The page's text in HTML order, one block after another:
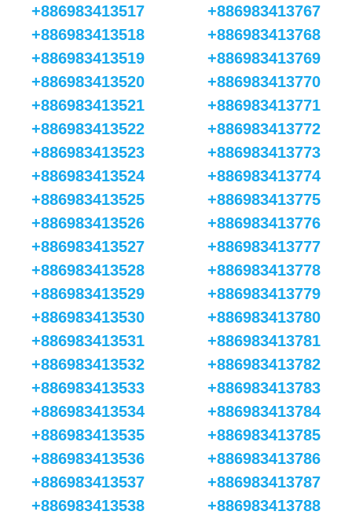
+886983413517
+886983413518
+886983413519
+886983413520
+886983413521
+886983413522
+886983413523
+886983413524
+886983413525
+886983413526
+886983413527
+886983413528
+886983413529
+886983413530
+886983413531
+886983413532
+886983413533
+886983413534
+886983413535
+886983413536
+886983413537
+886983413538
+886983413767
+886983413768
+886983413769
+886983413770
+886983413771
+886983413772
+886983413773
+886983413774
+886983413775
+886983413776
+886983413777
+886983413778
+886983413779
+886983413780
+886983413781
+886983413782
+886983413783
+886983413784
+886983413785
+886983413786
+886983413787
+886983413788